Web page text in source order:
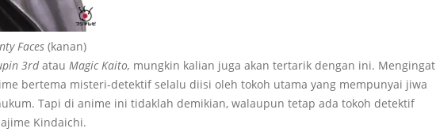
Faces (kanan)
3rdatau Magic Kaito, mungkin kalian juga akan tertarik dengan ini. Mengingat
bertema misteri-detektif selalu diisi oleh tokoh utama yang mempunyai jiwa
Tapi di anime ini tidaklah demikian, walaupun tetap ada tokoh detektif
Kindaichi.